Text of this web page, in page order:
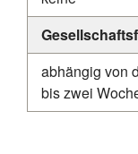
abhängig von
bis zwei